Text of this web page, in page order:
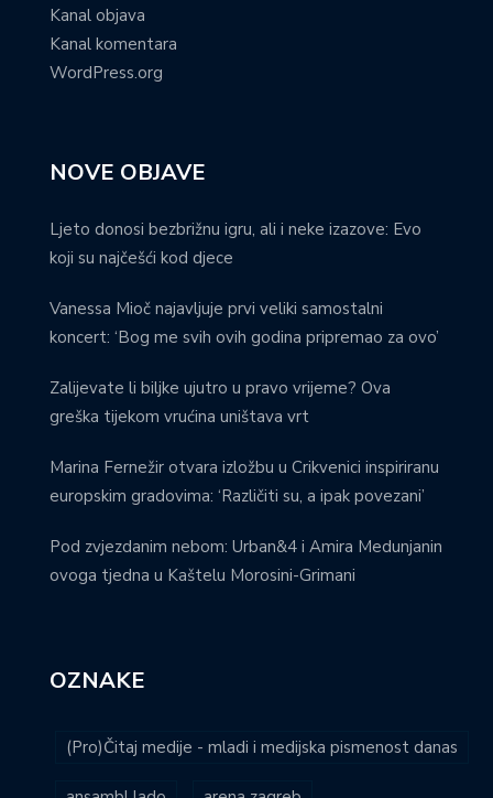
Kanal objava
Kanal komentara
WordPress.org
NOVE OBJAVE
Ljeto donosi bezbrižnu igru, ali i neke izazove: Evo
koji su najčešći kod djece
Vanessa Mioč najavljuje prvi veliki samostalni
koncert: ‘Bog me svih ovih godina pripremao za ovo’
Zalijevate li biljke ujutro u pravo vrijeme? Ova
greška tijekom vrućina uništava vrt
Marina Fernežir otvara izložbu u Crikvenici inspiriranu
europskim gradovima: ‘Različiti su, a ipak povezani’
Pod zvjezdanim nebom: Urban&4 i Amira Medunjanin
ovoga tjedna u Kaštelu Morosini-Grimani
OZNAKE
(Pro)Čitaj medije - mladi i medijska pismenost danas